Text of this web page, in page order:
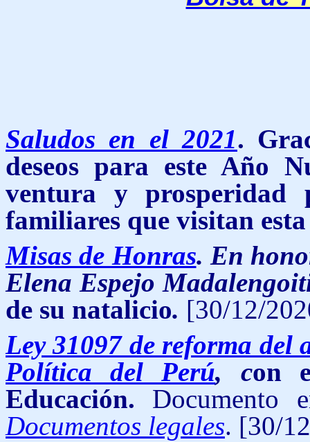
Saludos en el 2021.
deseos para este Año
ventura y prosperidad
familiares que visitan
Misas de Honras. En
Elena Espejo
de su natalicio. [30/12/
Ley 31097 de reforma del
Política del Perú, con
Educación. Documento
Documentos legales. [30/